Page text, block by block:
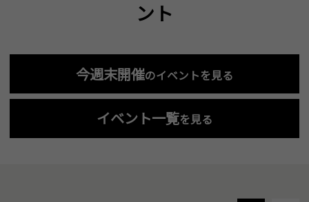
ント
今週末開催のイベントを見る
イベント一覧を見る